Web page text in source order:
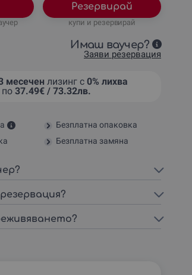
Резервирай
купи и резервирай
Имаш ваучер?
Заяви резервация
месечен лизинг с0% лихва
по37.49€ / 73.32лв.
Безплатна опаковка
Безплатна замяна